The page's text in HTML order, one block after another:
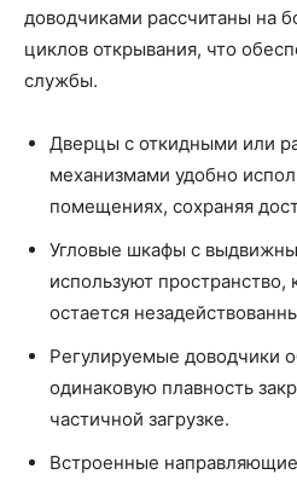
доводчиками рассчитаны на
циклов открывания, что
службы.
Дверцы с откидными или
механизмами удобно
помещениях, сохраняя
Угловые шкафы с
используют пространство,
остается
Регулируемые доводчики
одинаковую плавность
частичной загрузке.
Встроенные